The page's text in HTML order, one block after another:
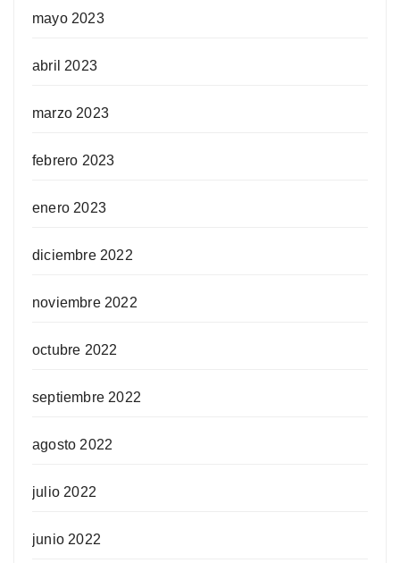
mayo 2023
abril 2023
marzo 2023
febrero 2023
enero 2023
diciembre 2022
noviembre 2022
octubre 2022
septiembre 2022
agosto 2022
julio 2022
junio 2022